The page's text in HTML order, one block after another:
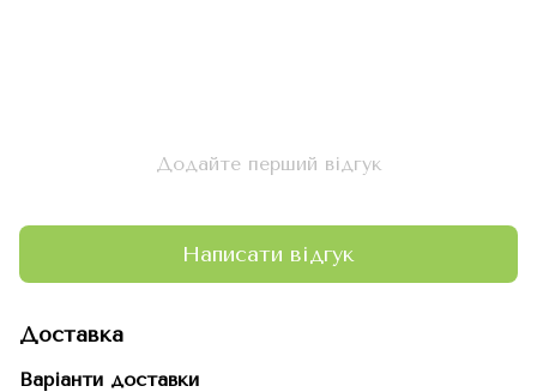
Додайте перший відгук
Написати відгук
Доставка
Варіанти доставки